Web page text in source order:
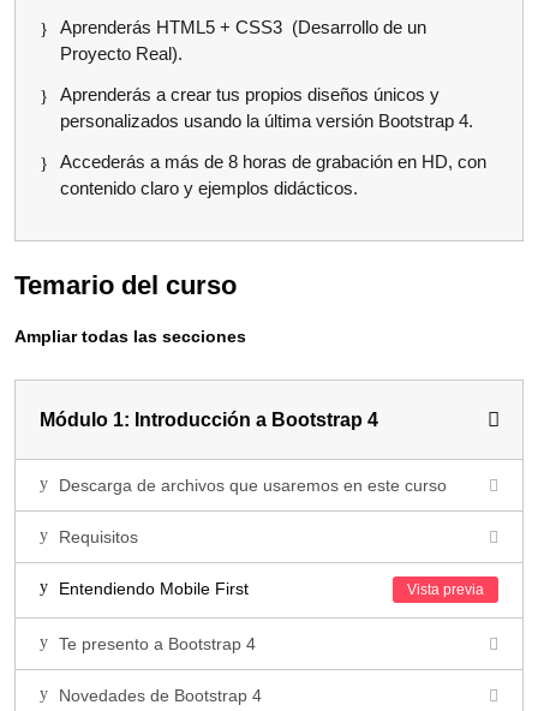
Aprenderás HTML5 + CSS3 (Desarrollo de un
Proyecto Real).
Aprenderás a crear tus propios diseños únicos y
personalizados usando la última versión Bootstrap 4.
Accederás a más de 8 horas de grabación en HD, con
contenido claro y ejemplos didácticos.
Temario del curso
Ampliar todas las secciones
Módulo 1: Introducción a Bootstrap 4
Descarga de archivos que usaremos en este curso
Requisitos
Entendiendo Mobile First
Te presento a Bootstrap 4
Novedades de Bootstrap 4